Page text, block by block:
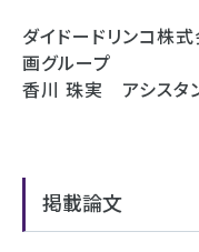
ダイドードリンコ
画グループ
香川 珠実 アシスタ
掲載論文